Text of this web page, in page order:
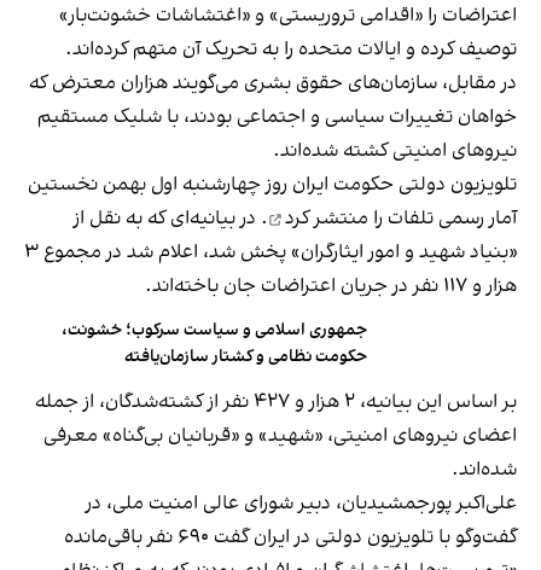
اعتراضات را «اقدامی تروریستی» و «اغتشاشات خشونت‌بار»
توصیف کرده و ایالات متحده را به تحریک آن متهم کرده‌اند.
در مقابل، سازمان‌های حقوق بشری می‌گویند هزاران معترض که
خواهان تغییرات سیاسی و اجتماعی بودند، با شلیک مستقیم
نیروهای امنیتی کشته شده‌اند.
تلویزیون دولتی حکومت ایران روز چهارشنبه اول بهمن نخستین
آمار رسمی تلفات را منتشر کرد
. در بیانیه‌ای که به نقل از
«بنیاد شهید و امور ایثارگران» پخش شد، اعلام شد در مجموع ۳
هزار و ۱۱۷ نفر در جریان اعتراضات جان باخته‌اند.
جمهوری اسلامی و سیاست سرکوب؛ خشونت،
حکومت نظامی و کشتار سازمان‌یافته
بر اساس این بیانیه، ۲ هزار و ۴۲۷ نفر از کشته‌شدگان، از جمله
اعضای نیروهای امنیتی، «شهید» و «قربانیان بی‌گناه» معرفی
شده‌اند.
علی‌اکبر پورجمشیدیان، دبیر شورای عالی امنیت ملی، در
گفت‌وگو با تلویزیون دولتی در ایران گفت ۶۹۰ نفر باقی‌مانده